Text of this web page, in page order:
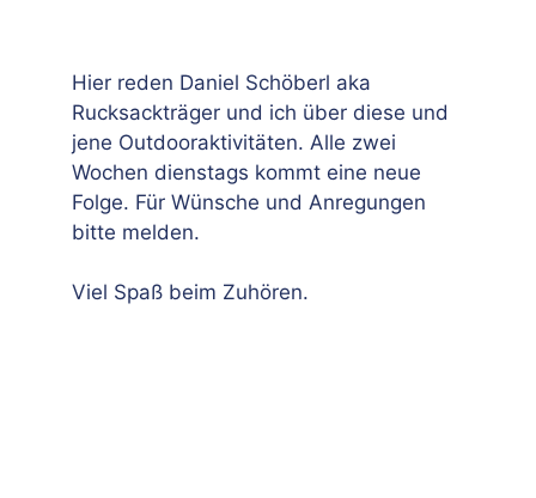
Hier reden Daniel Schöberl aka
Rucksackträger und ich über diese und
jene Outdooraktivitäten. Alle zwei
Wochen dienstags kommt eine neue
Folge. Für Wünsche und Anregungen
bitte melden.
Viel Spaß beim Zuhören.